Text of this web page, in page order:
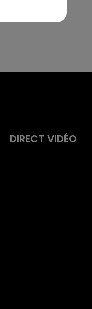
DIRECT VIDÉO